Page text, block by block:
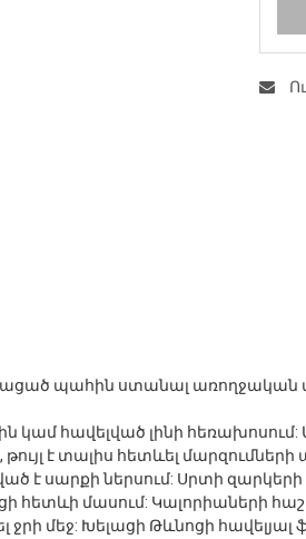
պահին ստանալ
հավելված լինի հեռախոսում:
է տալիս հետևել
է սարքի ներսում: Սրտի
մասում: Կալորիաների
մեջ: Խելացի Թևնոցի